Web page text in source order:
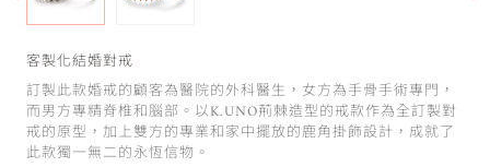
客製化結婚對戒
訂製此款婚戒的顧客為醫院的外科醫生，女方為手骨手術專門，
而男方專精脊椎和腦部。以K.UNO荊棘造型的戒款作為全訂製對
戒的原型，加上雙方的專業和家中擺放的鹿角掛飾設計，成就了
此款獨一無二的永恆信物。